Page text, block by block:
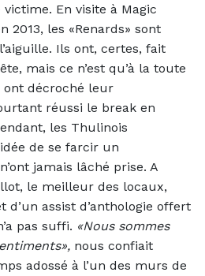
En visite à Magic
2013, les «Renards» sont
Ils ont, certes, fait
mais ce n’est qu’à la toute
ont décroché leur
réussi le break en
les Thulinois
de se farcir un
jamais lâché prise. A
le meilleur des locaux,
assist d’anthologie offert
pas suffi. «Nous sommes
nous confiait
adossé à l’un des murs de